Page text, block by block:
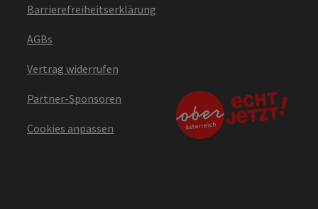
Barrierefreiheitserklärung
AGBs
Vertrag widerrufen
Partner-Sponsoren
Cookies anpassen